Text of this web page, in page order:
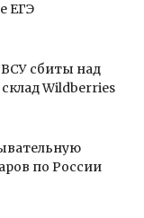
ЕГЭ
сбиты над
Wildberries
по России